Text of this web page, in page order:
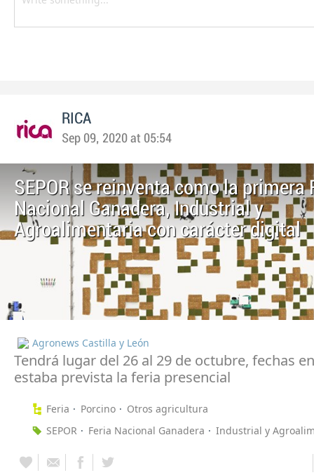
RICA
Sep 09, 2020 at 05:54
SEPOR se reinventa como la primera
Nacional Ganadera, Industrial y
Agroalimentaria con carácter digital
Agronews Castilla y León
Tendrá lugar del 26 al 29 de octubre, fechas
estaba prevista la feria presencial
Feria Porcino
Otros agricultura
SEPOR
Feria Nacional Ganadera Industrial y